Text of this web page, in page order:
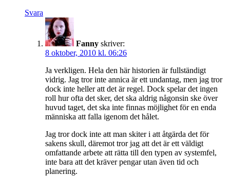
Svara
Fanny skriver:
8 oktober, 2010 kl. 06:26
Ja verkligen. Hela den här historien är fullständigt
vidrig. Jag tror inte annica är ett undantag, men jag tror
dock inte heller att det är regel. Dock spelar det ingen
roll hur ofta det sker, det ska aldrig någonsin ske över
huvud taget, det ska inte finnas möjlighet för en enda
människa att falla igenom det hålet.
Jag tror dock inte att man skiter i att åtgärda det för
sakens skull, däremot tror jag att det är ett väldigt
omfattande arbete att rätta till den typen av systemfel,
inte bara att det kräver pengar utan även tid och
planering.